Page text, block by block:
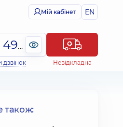
Мій кабінет EN
(044) 495-2-888
дзвінок Невідкладна
також: